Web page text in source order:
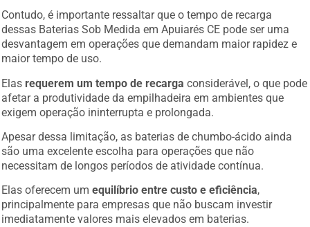
Contudo, é importante ressaltar que o tempo de recarga
dessas Baterias Sob Medida em Apuiarés CE pode ser uma
desvantagem em operações que demandam maior rapidez e
maior tempo de uso.
Elas requerem um tempo de recarga considerável, o que pode
afetar a produtividade da empilhadeira em ambientes que
exigem operação ininterrupta e prolongada.
Apesar dessa limitação, as baterias de chumbo-ácido ainda
são uma excelente escolha para operações que não
necessitam de longos períodos de atividade contínua.
Elas oferecem umequilíbrio entre custo e eficiência,
principalmente para empresas que não buscam investir
imediatamente valores mais elevados em baterias.